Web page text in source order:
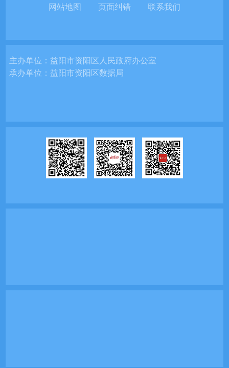
网站地图 页面纠错 联系我们
主办单位：益阳市资阳区人民政府办公室
承办单位：益阳市资阳区数据局